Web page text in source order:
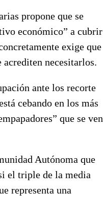
propone que se
económico” a cubrir
exige que
acrediten necesitarlos.
ante los recorte
cebando en los más
que se ven
Autónoma que
el triple de la media
representa una